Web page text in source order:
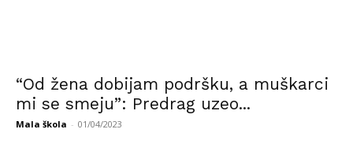
“Od žena dobijam podršku, a muškarci
mi se smeju”: Predrag uzeo...
Mala škola - 01/04/2023